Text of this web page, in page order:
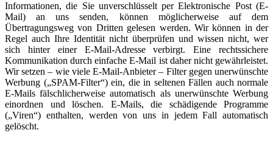
Informationen, die Sie unverschlüsselt per Elektronische Post (E-
Mail) an uns senden, können möglicherweise auf dem
Übertragungsweg von Dritten gelesen werden. Wir können in der
Regel auch Ihre Identität nicht überprüfen und wissen nicht, wer
sich hinter einer E-Mail-Adresse verbirgt. Eine rechtssichere
Kommunikation durch einfache E-Mail ist daher nicht gewährleistet.
Wir setzen – wie viele E-Mail-Anbieter – Filter gegen unerwünschte
Werbung („SPAM-Filter“) ein, die in seltenen Fällen auch normale
E-Mails fälschlicherweise automatisch als unerwünschte Werbung
einordnen und löschen. E-Mails, die schädigende Programme
(„Viren“) enthalten, werden von uns in jedem Fall automatisch
gelöscht.